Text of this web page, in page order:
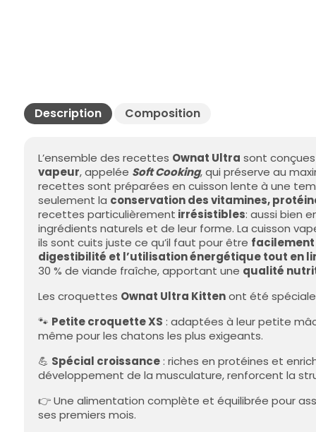
Description Composition
L’ensemble des recettes Ownat Ultra sont
vapeur, appelée Soft Cooking, qui préserve au
recettes sont préparées en cuisson lente à une
seulement la conservation des vitamines,
recettes particulièrement irrésistibles: aussi bien
ingrédients naturels et de leur forme. La cuisson
ils sont cuits juste ce qu’il faut pour être facilement
digestibilité et l’utilisation énergétique tout en
30 % de viande fraîche, apportant une qualité
Les croquettes Ownat Ultra Kittenont été
🐾 Petite croquette XS : adaptées à leur petite
même pour les chatons les plus exigeants.
💪 Spécial croissance: riches en protéines et
développement de la musculature, renforcent la
👉 Une alimentation complète et équilibrée pour
ses premiers mois.